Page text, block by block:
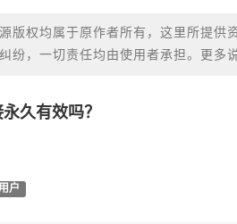
版权均属于原作者所有，这里所提供
纷，一切责任均由使用者承担。更多
久有效吗？
户